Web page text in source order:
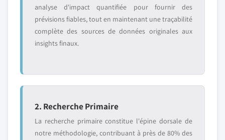
analyse d'impact quantifiée pour fournir des
prévisions fiables, tout en maintenant une traçabilité
complète des sources de données originales aux
insights finaux.
2. Recherche Primaire
La recherche primaire constitue l'épine dorsale de
notre méthodologie, contribuant à près de 80% des